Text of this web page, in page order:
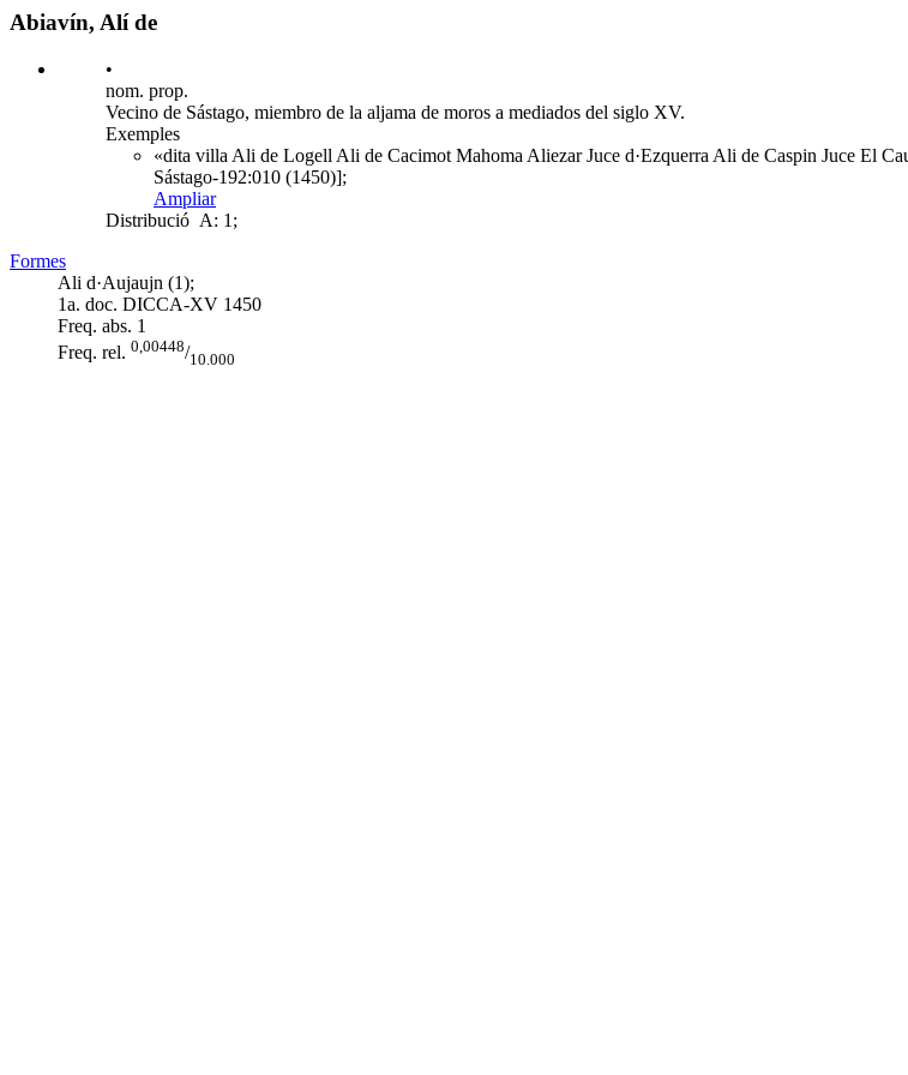
Abiavín, Alí de
•
nom. prop.
Vecino de Sástago, miembro de la aljama de moros a mediados del siglo XV.
Exemples
«dita villa Ali de Logell Ali de Cacimot Mahoma Aliezar Juce d·Ezquerra Ali de Caspin Juce El
Sástago-192:010 (1450)];
Ampliar
Distribució A: 1;
Formes
Ali d·Aujaujn (1);
1a. doc. DICCA-XV 1450
Freq. abs. 1
Freq. rel. 0,00448/10.000